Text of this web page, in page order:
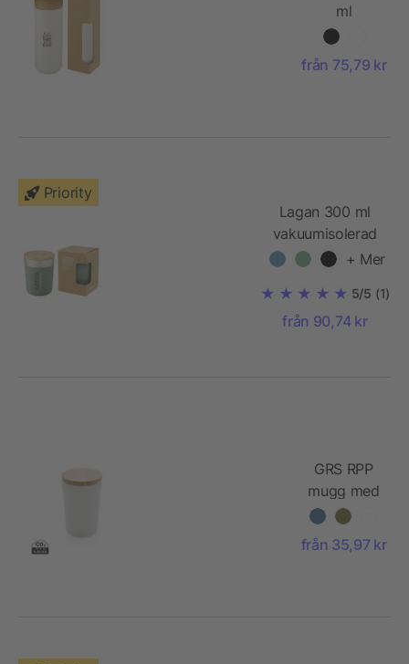
ml
keramisk
med lock i
från 75,79 kr
Priority
Lagan 300 ml
vakuumisolerad
koppartermos i
lock i bambu
+ Mer
5/5 (1)
från 90,74 kr
GRS RPP
mugg med
FSC®
bambulock
från 35,97 kr